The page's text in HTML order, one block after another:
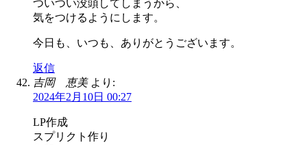
ついつい没頭してしまうから、
気をつけるようにします。
今日も、いつも、ありがとうございます。
返信
吉岡 恵美 より:
2024年2月10日 00:27
LP作成
スプリクト作り